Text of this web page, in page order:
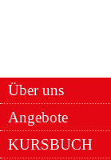
Über uns
Angebote
KURSBUCH